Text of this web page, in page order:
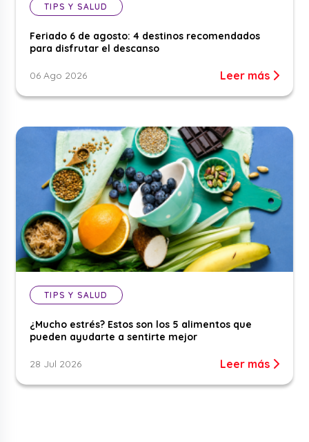
TIPS Y SALUD
Feriado 6 de agosto: 4 destinos recomendados
para disfrutar el descanso
06 Ago 2026 Leer más
TIPS Y SALUD
¿Mucho estrés? Estos son los 5 alimentos que
pueden ayudarte a sentirte mejor
28 Jul 2026 Leer más